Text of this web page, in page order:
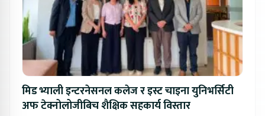
मिड भ्याली इन्टरनेसनल कलेज र इस्ट चाइना युनिभर्सिटी
अफ टेक्नोलोजीबिच शैक्षिक सहकार्य विस्तार